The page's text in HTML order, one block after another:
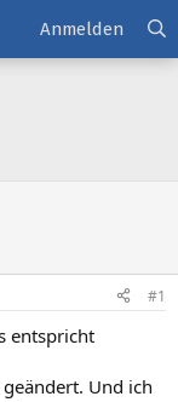
Anmelden
#1
entspricht
Und ich